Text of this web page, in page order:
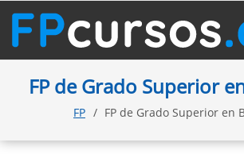
FP de Grado Superior
FP FP de Grado Superior en